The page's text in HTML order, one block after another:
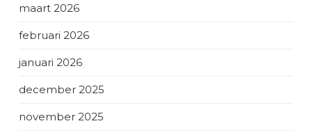
maart 2026
februari 2026
januari 2026
december 2025
november 2025